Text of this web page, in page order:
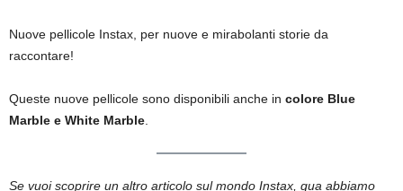
Nuove pellicole Instax, per nuove e mirabolanti storie da
raccontare!
Queste nuove pellicole sono disponibili anche in colore Blue
Marble e White Marble.
Se vuoi scoprire un altro articolo sul mondo Instax, qua abbiamo